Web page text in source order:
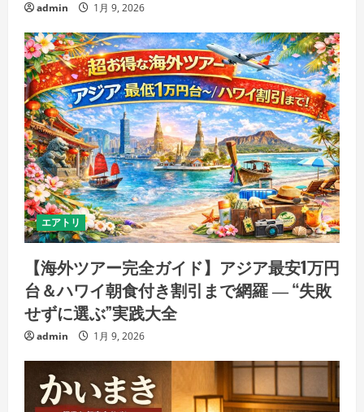
admin 1月 9, 2026
エアトリ
【海外ツアー完全ガイド】アジア最安1万円
台＆ハワイ朝食付き割引まで網羅 ― “失敗
せずに選ぶ”実践大全
admin 1月 9, 2026